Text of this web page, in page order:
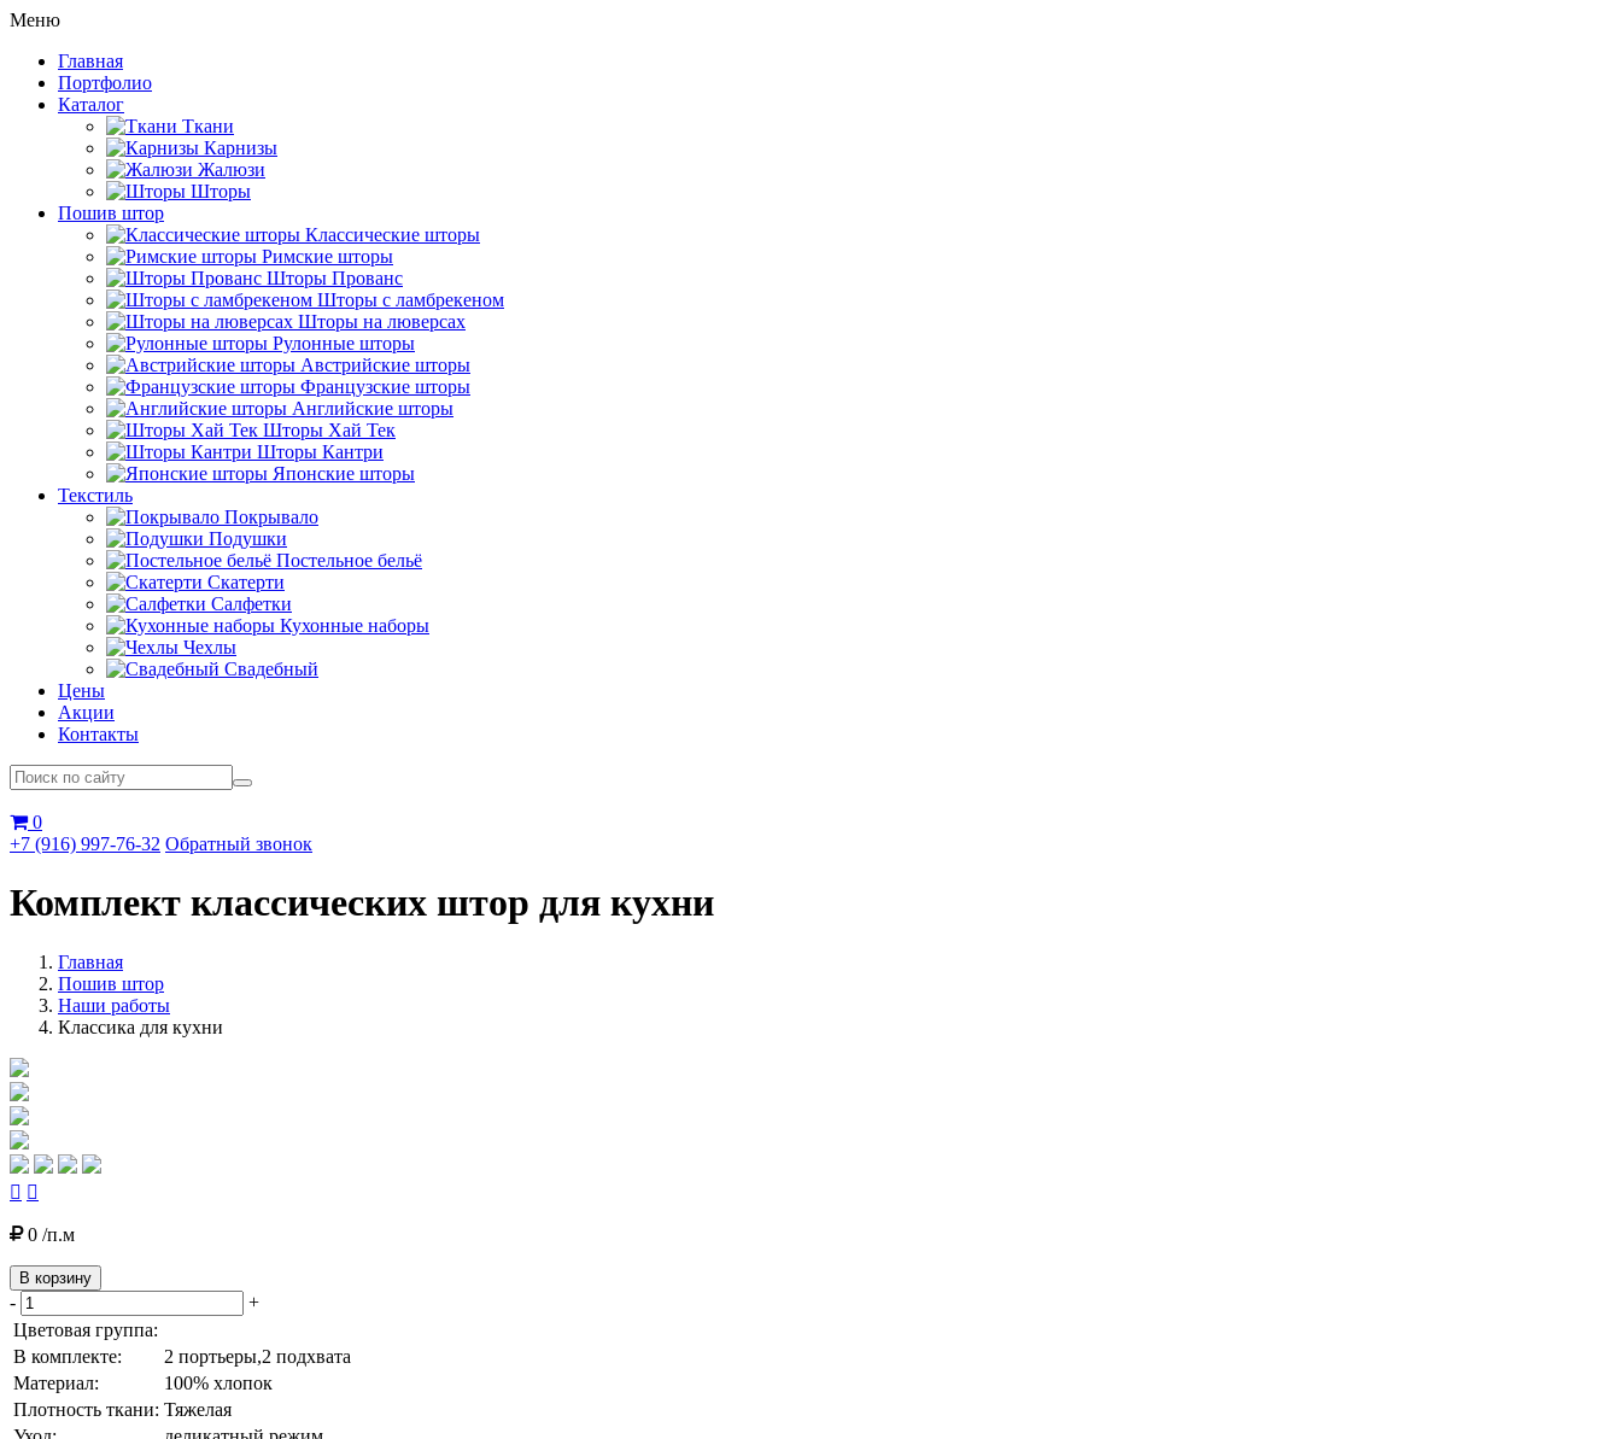
Меню
Главная
Портфолио
Каталог
Ткани
Карнизы
Жалюзи
Шторы
Пошив штор
Классические шторы
Римские шторы
Шторы Прованс
Шторы с ламбрекеном
Шторы на люверсах
Рулонные шторы
Австрийские шторы
Французские шторы
Английские шторы
Шторы Хай Тек
Шторы Кантри
Японские шторы
Текстиль
Покрывало
Подушки
Постельное бельё
Скатерти
Салфетки
Кухонные наборы
Чехлы
Свадебный
Цены
Акции
Контакты
0
+7 (916) 997-76-32 Обратный звонок
Комплект классических штор для кухни
Главная
Пошив штор
Наши работы
Классика для кухни
 
0 /п.м
В корзину
-
+
Цветовая группа:
В комплекте:
2 портьеры,2 подхвата
Материал:
100% хлопок
Плотность ткани: Тяжелая